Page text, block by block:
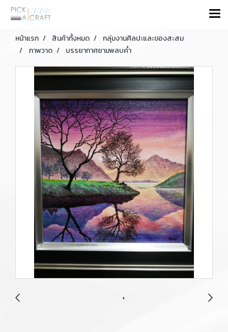
หน้าแรก สินค้าทั้งหมด
กลุ่มงานศิลปะและของสะสม
ภาพวาด
บรรยากาศยามพลบค่ำ